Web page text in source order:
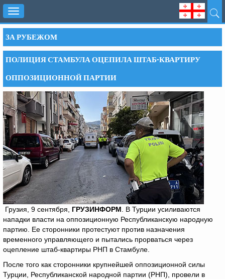
Toggle
navigation
ЗА РУБЕЖОМ
ПОЛИЦИЯ СТАМБУЛА ОЦЕПИЛА ШТАБ-КВАРТИРУ
ОППОЗИЦИОННОЙ ПАРТИИ
Грузия, 9 сентября, ГРУЗИНФОРМ . В Турции усиливаются
нападки власти на оппозиционную Республиканскую народную
партию. Ее сторонники протестуют против назначения
временного управляющего и пытались прорваться через
оцепление штаб-квартиры РНП в Стамбуле.
После того как сторонники крупнейшей оппозиционной силы
Турции, Республиканской народной партии (РНП), провели в